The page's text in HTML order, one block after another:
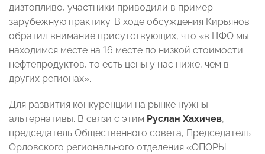
дизтопливо, участники приводили в пример
зарубежную практику. В ходе обсуждения Кирьянов
обратил внимание присутствующих, что «в ЦФО мы
находимся месте на 16 месте по низкой стоимости
нефтепродуктов, то есть цены у нас ниже, чем в
других регионах».
Для развития конкуренции на рынке нужны
альтернативы. В связи с этим Руслан Хахичев,
председатель Общественного совета, Председатель
Орловского регионального отделения «ОПОРЫ